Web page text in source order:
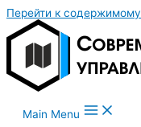
Перейти к содержимому
Main Menu